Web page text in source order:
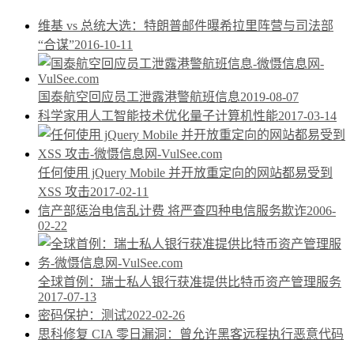
维基 vs 总统大选：特朗普邮件曝希拉里阵营与司法部
“合谋”2016-10-11
国泰航空回应员工泄露港警航班信息2019-08-07
科学家用人工智能技术优化量子计算机性能2017-03-14
任何使用 jQuery Mobile 并开放重定向的网站都易受到
XSS 攻击2017-02-11
信产部惩治电信乱计费 将严查四种电信服务欺诈2006-
02-22
全球首例：瑞士私人银行获准提供比特币资产管理服务
2017-07-13
密码保护：测试2022-02-26
思科修复 CIA 零日漏洞：曾允许黑客远程执行恶意代码